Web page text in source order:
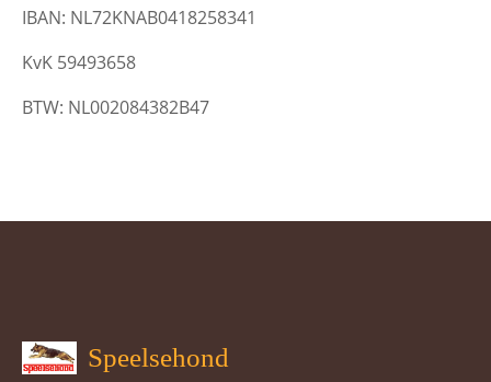
IBAN: NL72KNAB0418258341
KvK 59493658
BTW: NL002084382B47
Speelsehond